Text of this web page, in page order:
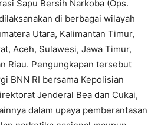
Sapu Bersih Narkoba (Ops.
di berbagai wilayah
Utara, Kalimantan Timur,
Aceh, Sulawesi, Jawa Timur,
Riau. Pengungkapan tersebut
BNN RI bersama Kepolisian
Jenderal Bea dan Cukai,
dalam upaya pemberantasan